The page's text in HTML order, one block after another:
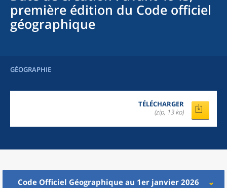
première édition du Code officiel
géographique
GÉOGRAPHIE
TÉLÉCHARGER
(zip, 13 ko)
Code Officiel Géographique au 1er janvier 2026